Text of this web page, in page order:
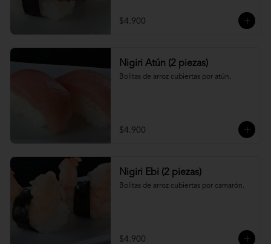
$4.900
Nigiri Atún (2 piezas)
Bolitas de arroz cubiertas por atún.
$4.900
Nigiri Ebi (2 piezas)
Bolitas de arroz cubiertas por camarón.
$4.900